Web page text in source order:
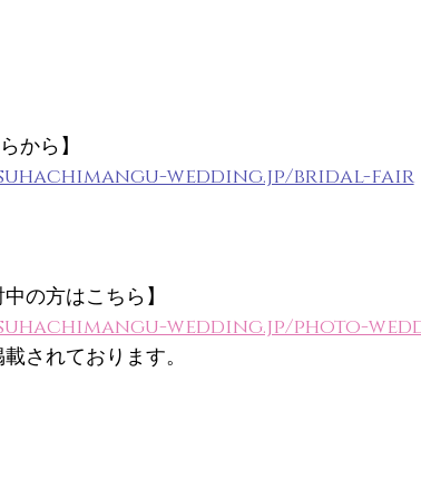
から】
wedding.jp/bridal-fair
の方はこちら】
wedding.jp/photo-
されております。